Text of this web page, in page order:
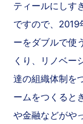
ティールにしす
ですので、2019
ーをダブルで使
くり、リノベー
達の組織体制を
ームをつくると
や金融などがや